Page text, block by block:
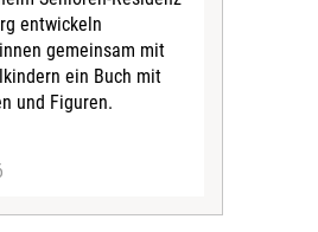
entwickeln
gemeinsam mit
ein Buch mit
und Figuren.